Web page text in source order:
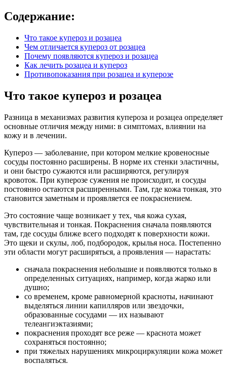
Содержание:
Что такое купероз и розацеа
Чем отличается купероз от розацеа
Почему появляются купероз и розацеа
Как лечить розацеа и купероз
Противопоказания при розацеа и куперозе
Что такое купероз и розацеа
Разница в механизмах развития купероза и розацеа определяет
основные отличия между ними: в симптомах, влиянии на
кожу и в лечении.
Купероз — заболевание, при котором мелкие кровеносные
сосуды постоянно расширены. В норме их стенки эластичны,
и они быстро сужаются или расширяются, регулируя
кровоток. При куперозе сужения не происходит, и сосуды
постоянно остаются расширенными. Там, где кожа тонкая, это
становится заметным и проявляется ее покраснением.
Это состояние чаще возникает у тех, чья кожа сухая,
чувствительная и тонкая. Покраснения сначала появляются
там, где сосуды ближе всего подходят к поверхности кожи.
Это щеки и скулы, лоб, подбородок, крылья носа. Постепенно
эти области могут расширяться, а проявления — нарастать:
сначала покраснения небольшие и появляются только в
определенных ситуациях, например, когда жарко или
душно;
со временем, кроме равномерной красноты, начинают
выделяться линии капилляров или звездочки,
образованные сосудами — их называют
телеангиэктазиями;
покраснения проходят все реже — краснота может
сохраняться постоянно;
при тяжелых нарушениях микроциркуляции кожа может
воспаляться.